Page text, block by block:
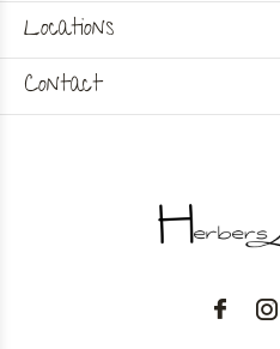
Locations
Contact